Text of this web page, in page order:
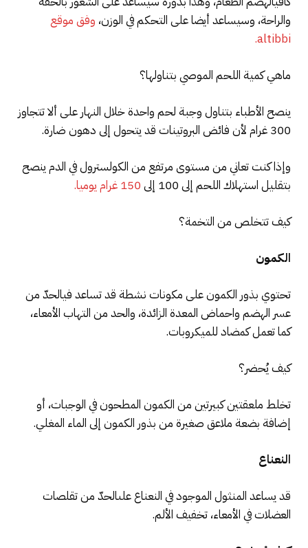
والراحة، وسيساعد أيضا على التحكم في الوزن، وفق موقع
altibbi.
ماهي كمية اللحم الموصي بتناولها؟
ينصح الأطباء بتناول وجبة لحم واحدة خلال النهار على ألا تتجاوز
300 غرام لأن فائض البروتينات قد يتحول إلى دهون ضارة.
وإذا كنت تعاني من مستوى مرتفع من الكولسترول في الدم ينصح
بتقليل استهلاك اللحم إلى 100 إلى
150 غرام يوميا.
كيف تتخلص من التخمة؟
الكمون
تحتوي بذور الكمون على مكونات نشطة قد تساعد فيالحدّ من
عسر الهضم واحماض المعدة الزائدة، والحد من التهاب الأمعاء،
كما تعمل كمضاد للميكروبات.
كيف يُحضر؟
تخلط ملعقتين كبيرتين من الكمون المطحون في الوجبات، أو
إضافة بضعة ملاعق صغيرة من بذور الكمون إلى الماء المغلي.
النعناع
قد يساعد المنثول الموجود في النعناع علىالحدّ من تقلصات
العضلات في الأمعاء، تخفيف الألم.